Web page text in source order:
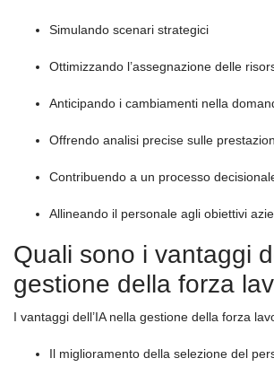
Simulando scenari strategici
Ottimizzando l’assegnazione delle
Anticipando i cambiamenti nella
Offrendo analisi precise sulle
Contribuendo a un processo
Allineando il personale agli obiettivi
Quali sono i vantaggi
gestione della forza
I vantaggi dell’IA nella gestione della forza
Il miglioramento della selezione del